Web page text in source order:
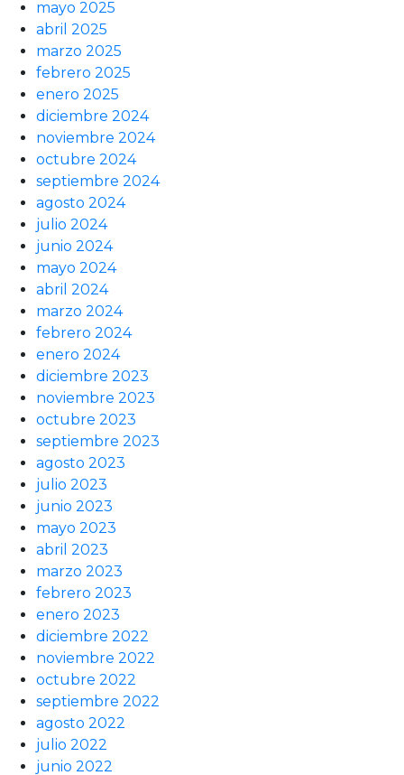
mayo 2025
abril 2025
marzo 2025
febrero 2025
enero 2025
diciembre 2024
noviembre 2024
octubre 2024
septiembre 2024
agosto 2024
julio 2024
junio 2024
mayo 2024
abril 2024
marzo 2024
febrero 2024
enero 2024
diciembre 2023
noviembre 2023
octubre 2023
septiembre 2023
agosto 2023
julio 2023
junio 2023
mayo 2023
abril 2023
marzo 2023
febrero 2023
enero 2023
diciembre 2022
noviembre 2022
octubre 2022
septiembre 2022
agosto 2022
julio 2022
junio 2022